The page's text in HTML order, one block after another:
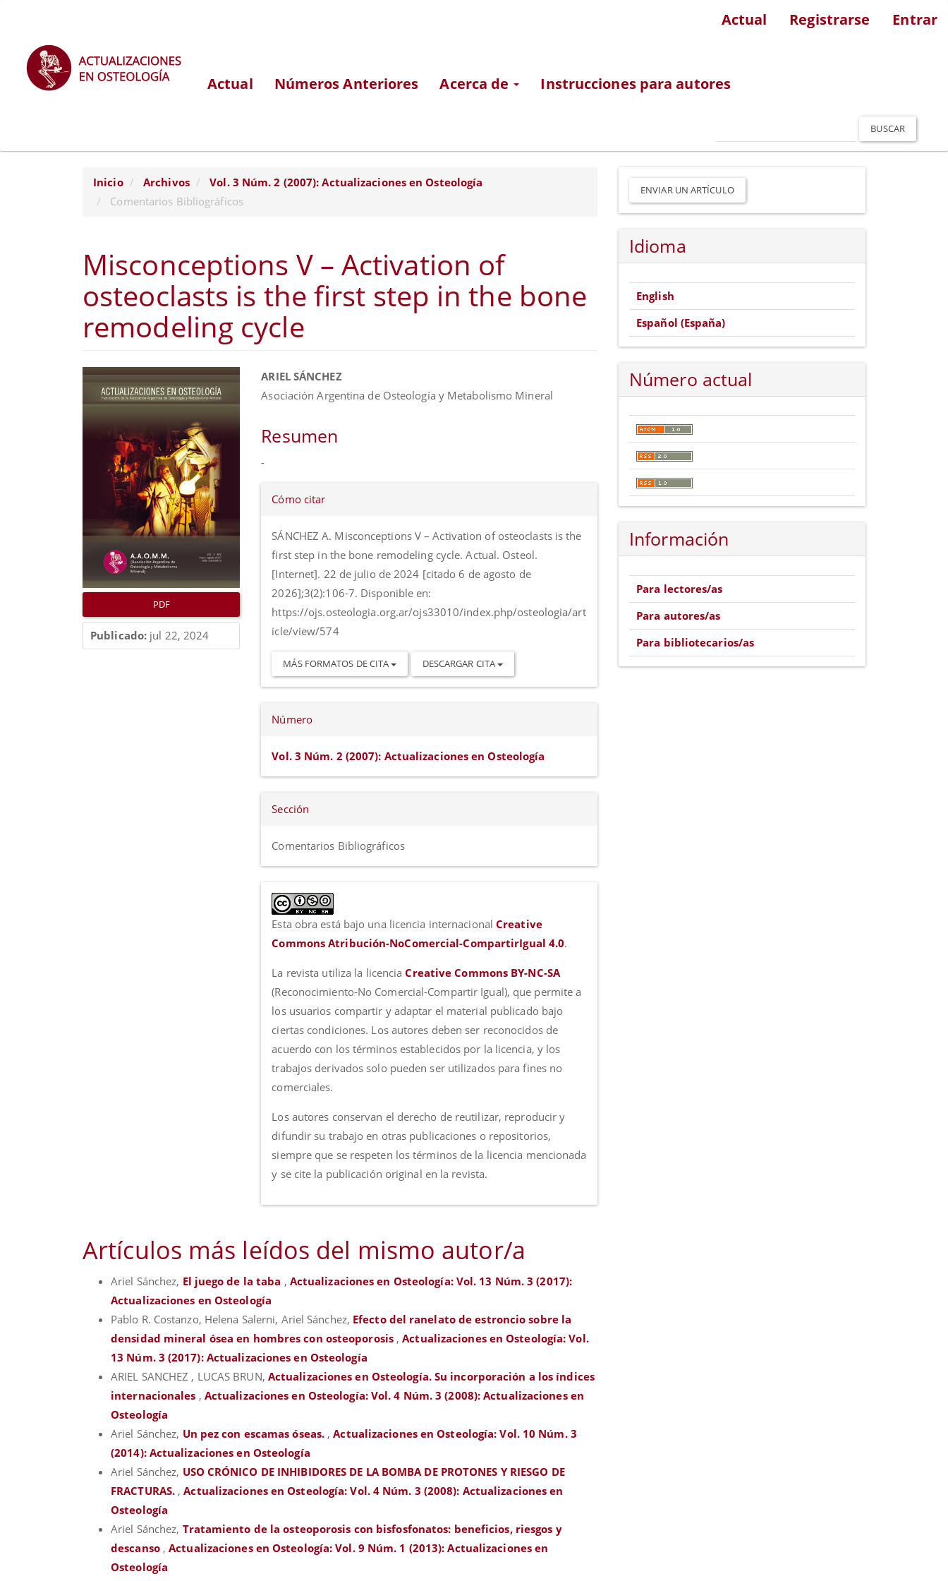
Contenido
principal
Barra
Actual Registrarse Entrar
Actual Números Anteriores Acerca de Instrucciones para autores
BUSCAR
Inicio Archivos
Vol. 3 Núm. 2 (2007): Actualizaciones en Osteología
Comentarios Bibliográficos
Misconceptions V – Activation of
osteoclasts is the first step in the bone
remodeling cycle
Barra
lateral
del
artículo
PDF
Publicado: jul 22, 2024
Contenido
principal
artículo
ARIEL SÁNCHEZ
Asociación Argentina de Osteología y Metabolismo Mineral
Resumen
-
Detalles
del
artículo
Cómo citar
SÁNCHEZ A. Misconceptions V – Activation of osteoclasts is the
first step in the bone remodeling cycle. Actual. Osteol.
[Internet]. 22 de julio de 2024 [citado 6 de agosto de
2026];3(2):106-7. Disponible en:
https://ojs.osteologia.org.ar/ojs33010/index.php/osteologia/art
icle/view/574
MÁS FORMATOS DE CITA DESCARGAR CITA
Número
Vol. 3 Núm. 2 (2007): Actualizaciones en Osteología
Sección
Comentarios Bibliográficos
Esta obra está bajo una licencia internacionalCreative
Commons Atribución-NoComercial-CompartirIgual 4.0.
La revista utiliza la licenciaCreative Commons BY-NC-SA
(Reconocimiento-No Comercial-Compartir Igual), que permite a
los usuarios compartir y adaptar el material publicado bajo
ciertas condiciones. Los autores deben ser reconocidos de
acuerdo con los términos establecidos por la licencia, y los
trabajos derivados solo pueden ser utilizados para fines no
comerciales.
Los autores conservan el derecho de reutilizar, reproducir y
difundir su trabajo en otras publicaciones o repositorios,
siempre que se respeten los términos de la licencia mencionada
y se cite la publicación original en la revista.
Artículos más leídos del mismo autor/a
Ariel Sánchez, El juego de la taba , Actualizaciones en Osteología: Vol. 13 Núm. 3 (2017):
Actualizaciones en Osteología
Pablo R. Costanzo, Helena Salerni, Ariel Sánchez, Efecto del ranelato de estroncio sobre la
densidad mineral ósea en hombres con osteoporosis ,Actualizaciones en Osteología: Vol.
13 Núm. 3 (2017): Actualizaciones en Osteología
ARIEL SANCHEZ , LUCAS BRUN, Actualizaciones en Osteología. Su incorporación a los índices
internacionales , Actualizaciones en Osteología: Vol. 4 Núm. 3 (2008): Actualizaciones en
Osteología
Ariel Sánchez, Un pez con escamas óseas. ,Actualizaciones en Osteología: Vol. 10 Núm. 3
(2014): Actualizaciones en Osteología
Ariel Sánchez, USO CRÓNICO DE INHIBIDORES DE LA BOMBA DE PROTONES Y RIESGO DE
FRACTURAS. ,Actualizaciones en Osteología: Vol. 4 Núm. 3 (2008): Actualizaciones en
Osteología
Ariel Sánchez, Tratamiento de la osteoporosis con bisfosfonatos: beneficios, riesgos y
descanso ,Actualizaciones en Osteología: Vol. 9 Núm. 1 (2013): Actualizaciones en
Osteología
Enviar
artículo
ENVIAR UN ARTÍCULO
Idioma
English
Español (España)
Número actual
Información
Para lectores/as
Para autores/as
Para bibliotecarios/as